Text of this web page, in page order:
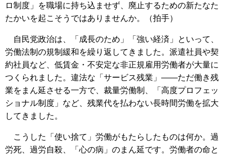
ロ制度」を職場に持ち込ませず、廃止するための新たなた
たかいを起こそうではありませんか。（拍手）
自民党政治は、「成長のため」「強い経済」といって、
労働法制の規制緩和を繰り返してきました。派遣社員や契
約社員など、低賃金・不安定な非正規雇用労働者が大量に
つくられました。違法な「サービス残業」――ただ働き残
業をまん延させる一方で、裁量労働制、「高度プロフェッ
ショナル制度」など、残業代を払わない長時間労働を拡大
してきました。
こうした「使い捨て」労働がもたらしたものは何か。過
労死、過労自殺、「心の病」のまん延です。労働者の命と